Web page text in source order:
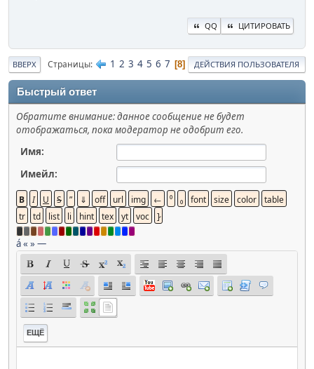
QQ ЦИТИРОВАТЬ
ВВЕРХ Страницы 1 2 3 4 5 6 7 8 ДЕЙСТВИЯ ПОЛЬЗОВАТЕЛЯ
Быстрый ответ
Обратите внимание: данное сообщение не будет
отображаться, пока модератор не одобрит его.
Имя:
Имейл:
á« »—
ЕЩЁ